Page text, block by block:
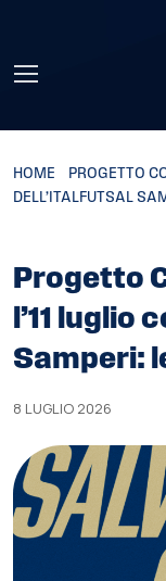
HOME
PROGETTO
DELL’ITALFUTSAL
Progetto
l’11 luglio
Samperi:
8 LUGLIO 2026